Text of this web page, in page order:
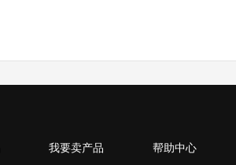
我要卖产品 帮助中心